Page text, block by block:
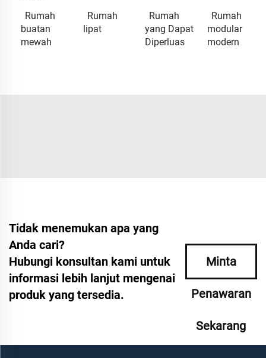
Rumah
buatan
mewah
Rumah
lipat
Rumah
yang Dapat
Diperluas
Rumah
modular
modern
Tidak menemukan apa yang
Anda cari?
Hubungi konsultan kami untuk
informasi lebih lanjut mengenai
produk yang tersedia.
Minta
Penawaran
Sekarang